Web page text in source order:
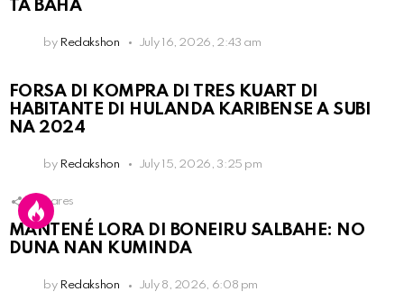
TA BAHA
by Redakshon July 16, 2026, 2:43 am
FORSA DI KOMPRA DI TRES KUART DI
HABITANTE DI HULANDA KARIBENSE A SUBI
NA 2024
by Redakshon July 15, 2026, 3:25 pm
Shares
MANTENÉ LORA DI BONEIRU SALBAHE: NO
DUNA NAN KUMINDA
by Redakshon July 8, 2026, 6:08 pm